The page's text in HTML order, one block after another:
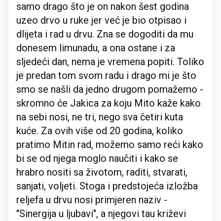
samo drago što je on nakon šest godina
uzeo drvo u ruke jer već je bio otpisao i
dlijeta i rad u drvu. Zna se dogoditi da mu
donesem limunadu, a ona ostane i za
sljedeći dan, nema je vremena popiti. Toliko
je predan tom svom radu i drago mi je što
smo se našli da jedno drugom pomažemo -
skromno će Jakica za koju Mito kaže kako
na sebi nosi, ne tri, nego sva četiri kuta
kuće. Za ovih više od 20 godina, koliko
pratimo Mitin rad, možemo samo reći kako
bi se od njega moglo naučiti i kako se
hrabro nositi sa životom, raditi, stvarati,
sanjati, voljeti. Stoga i predstojeća izložba
reljefa u drvu nosi primjeren naziv -
"Sinergija u ljubavi", a njegovi tau križevi